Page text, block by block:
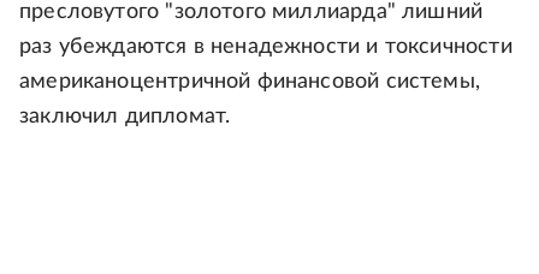
пресловутого "золотого миллиарда" лишний
раз убеждаются в ненадежности и токсичности
американоцентричной финансовой системы,
заключил дипломат.